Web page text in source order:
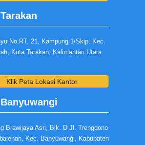
No.RT. 21, Kampung 1/Skip, Kec.
Kota Tarakan, Kalimantan Utara
Klik Peta Lokasi Kantor
Brawijaya Asri, Blk. D Jl. Trenggono
Kec. Banyuwangi, Kabupaten